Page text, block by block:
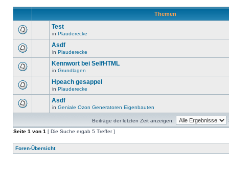
Themen
Test
in Plauderecke
Asdf
in Plauderecke
Kennwort bei SelfHTML
in Grundlagen
Hpeach gesappel
in Plauderecke
Asdf
in Geniale Ozon Generatoren Eigenbauten
Beiträge der letzten Zeit anzeigen:
Seite 1 von 1 [ Die Suche ergab 5 Treffer ]
Foren-Übersicht